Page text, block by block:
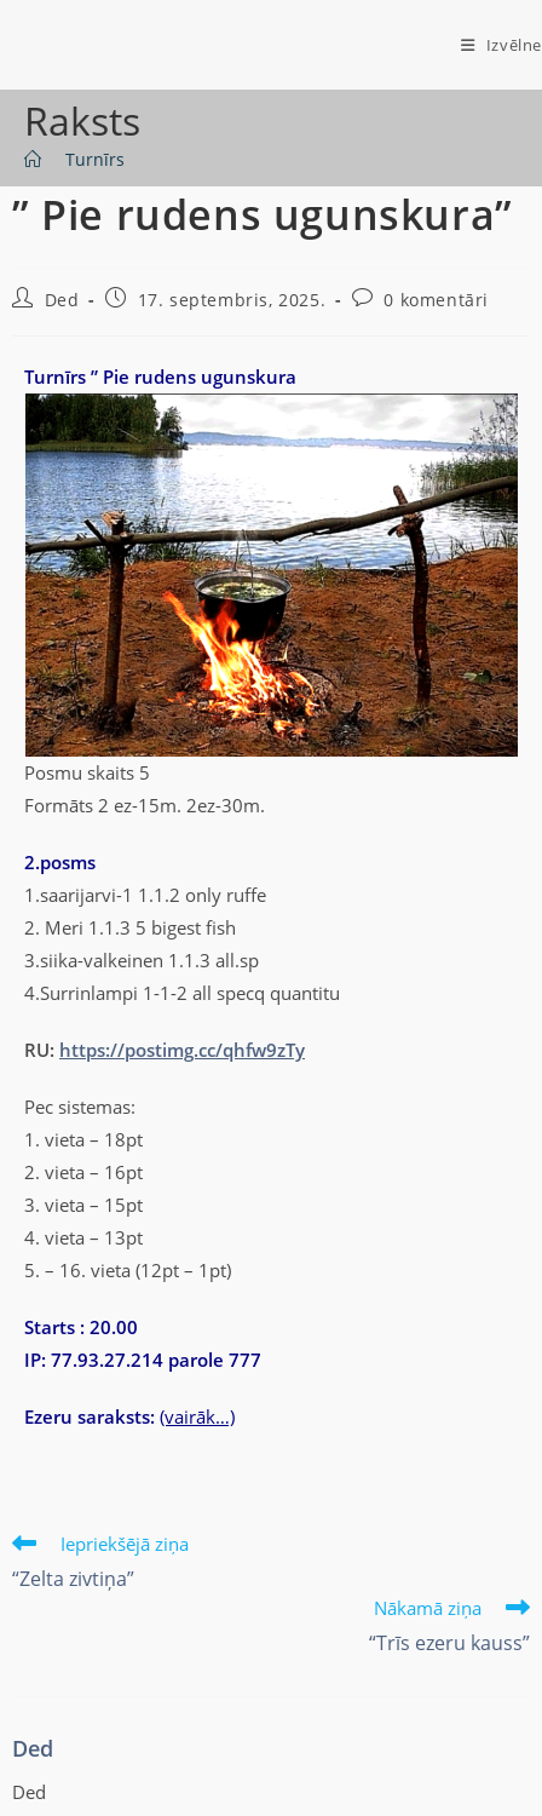
Izvēlne
Raksts
Turnīrs
” Pie rudens ugunskura”
Ded 17. septembris, 2025. 0 komentāri
Turnīrs ” Pie rudens ugunskura
Posmu skaits 5
Formāts 2 ez-15m. 2ez-30m.
2.posms
1.saarijarvi-1 1.1.2 only ruffe
2. Meri 1.1.3 5 bigest fish
3.siika-valkeinen 1.1.3 all.sp
4.Surrinlampi 1-1-2 all specq quantitu
RU: https://postimg.cc/qhfw9zTy
Pec sistemas:
1. vieta – 18pt
2. vieta – 16pt
3. vieta – 15pt
4. vieta – 13pt
5. – 16. vieta (12pt – 1pt)
Starts : 20.00
IP: 77.93.27.214 parole 777
Ezeru saraksts: (vairāk…)
Iepriekšējā ziņa
“Zelta zivtiņa”
Nākamā ziņa
“Trīs ezeru kauss”
Ded
Ded